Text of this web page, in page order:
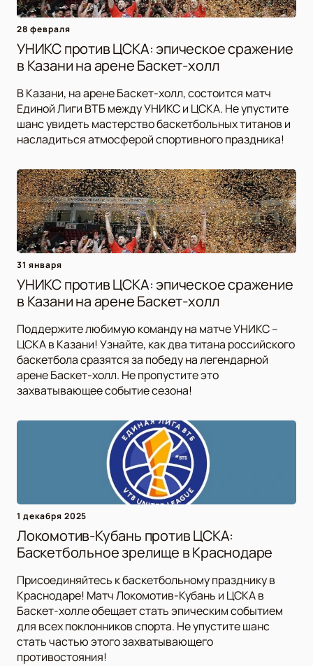
28 февраля
УНИКС против ЦСКА: эпическое сражение
в Казани на арене Баскет-холл
В Казани, на арене Баскет-холл, состоится матч
Единой Лиги ВТБ между УНИКС и ЦСКА. Не упустите
шанс увидеть мастерство баскетбольных титанов и
насладиться атмосферой спортивного праздника!
31 января
УНИКС против ЦСКА: эпическое сражение
в Казани на арене Баскет-холл
Поддержите любимую команду на матче УНИКС –
ЦСКА в Казани! Узнайте, как два титана российского
баскетбола сразятся за победу на легендарной
арене Баскет-холл. Не пропустите это
захватывающее событие сезона!
1 декабря 2025
Локомотив-Кубань против ЦСКА:
Баскетбольное зрелище в Краснодаре
Присоединяйтесь к баскетбольному празднику в
Краснодаре! Матч Локомотив-Кубань и ЦСКА в
Баскет-холле обещает стать эпическим событием
для всех поклонников спорта. Не упустите шанс
стать частью этого захватывающего
противостояния!